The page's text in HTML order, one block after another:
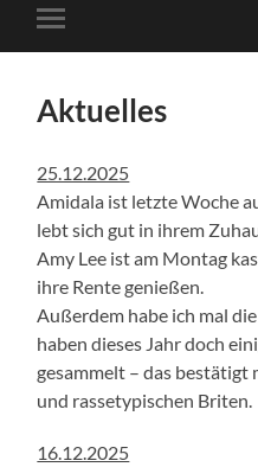
Mobile-
Menü
Aktuelles
25.12.2025
Amidala ist letzte Woche
lebt sich gut in ihrem
Amy Lee ist am Montag
ihre Rente genießen.
Außerdem habe ich mal die
haben dieses Jahr doch
gesammelt – das bestätigt
und rassetypischen Briten.
16.12.2025